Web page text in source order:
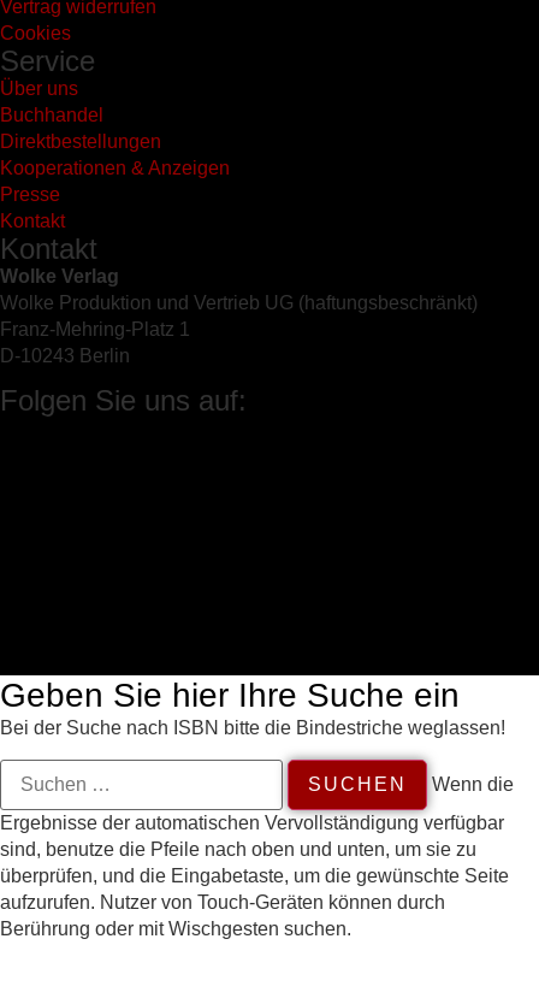
Vertrag widerrufen
Cookies
Service
Über uns
Buchhandel
Direktbestellungen
Kooperationen & Anzeigen
Presse
Kontakt
Kontakt
Wolke Verlag
Wolke Produktion und Vertrieb UG (haftungsbeschränkt)
Franz-Mehring-Platz 1
D-10243 Berlin
Folgen Sie uns auf:
Geben Sie hier Ihre Suche ein
Bei der Suche nach ISBN bitte die Bindestriche weglassen!
Wenn die
Ergebnisse der automatischen Vervollständigung verfügbar
sind, benutze die Pfeile nach oben und unten, um sie zu
überprüfen, und die Eingabetaste, um die gewünschte Seite
aufzurufen. Nutzer von Touch-Geräten können durch
Berührung oder mit Wischgesten suchen.